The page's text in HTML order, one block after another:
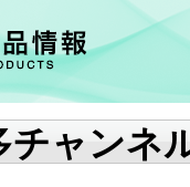
チャンネ